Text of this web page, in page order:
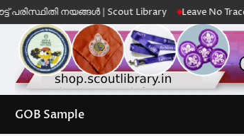
നയങ്ങൾ | Scout Library Leave No Trace –
GOB Sample